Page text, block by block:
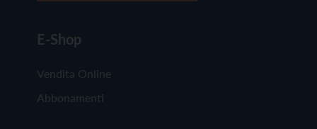
E-Shop
Vendita Online
Abbonamenti